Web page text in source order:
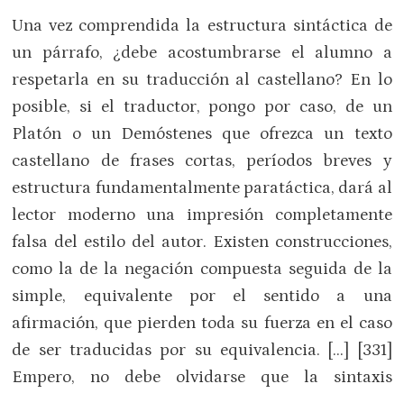
Una vez comprendida la estructura sintáctica de
un párrafo, ¿debe acostumbrarse el alumno a
respetarla en su traducción al castellano? En lo
posible, si el traductor, pongo por caso, de un
Platón o un Demóstenes que ofrezca un texto
castellano de frases cortas, períodos breves y
estructura fundamentalmente paratáctica, dará al
lector moderno una impresión completamente
falsa del estilo del autor. Existen construcciones,
como la de la negación compuesta seguida de la
simple, equivalente por el sentido a una
afirmación, que pierden toda su fuerza en el caso
de ser traducidas por su equivalencia. […] [331]
Empero, no debe olvidarse que la sintaxis